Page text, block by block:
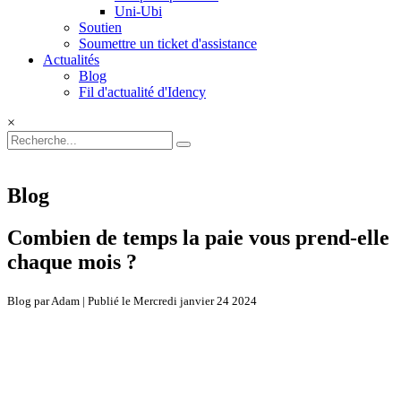
Uni-Ubi
Soutien
Soumettre un ticket d'assistance
Actualités
Blog
Fil d'actualité d'Idency
×
Blog
Combien de temps la paie vous prend-elle
chaque mois ?
Blog par Adam | Publié le Mercredi janvier 24 2024